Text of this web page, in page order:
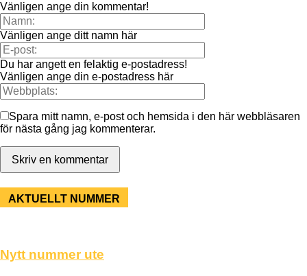
Vänligen ange din kommentar!
Vänligen ange ditt namn här
Du har angett en felaktig e-postadress!
Vänligen ange din e-postadress här
Spara mitt namn, e-post och hemsida i den här webbläsaren
för nästa gång jag kommenterar.
AKTUELLT NUMMER
Nytt nummer ute